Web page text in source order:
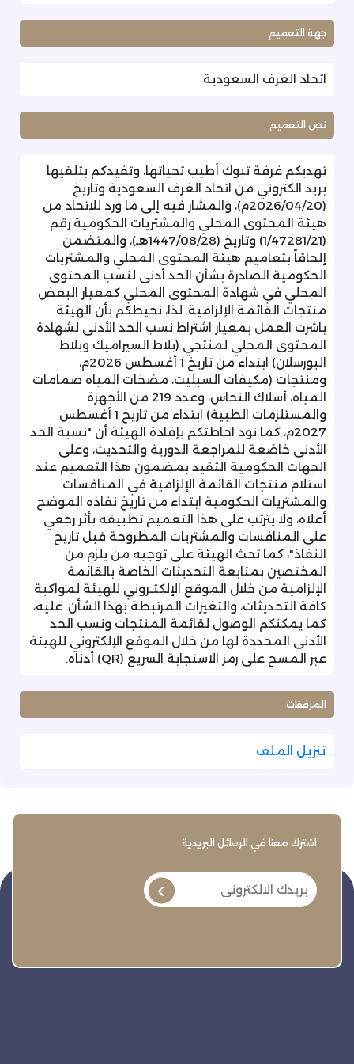
جهة التعميم
اتحاد الغرف السعودية
نص التعميم
تهديكم غرفة تبوك أطيب تحياتها، وتفيدكم بتلقيها
بريد الكتروني من اتحاد الغرف السعودية وتاريخ
(2026/04/20م)، والمشار فيه إلى ما ورد للاتحاد من
هيئة المحتوى المحلي والمشتريات الحكومية رقم
(1/47281/21) وتاريخ (1447/08/28هـ)، والمتضمن
إلحاقاً بتعاميم هيئة المحتوى المحلي والمشتريات
الحكومية الصادرة بشأن الحد أدنى لنسب المحتوى
المحلي في شهادة المحتوى المحلي كمعيار البعض
منتجات القائمة الإلزامية. لذا، نحيطكم بأن الهيئة
باشرت العمل بمعيار اشتراط نسب الحد الأدنى لشهادة
المحتوى المحلي لمنتجي (بلاط السيراميك وبلاط
البورسلان) ابتداء من تاريخ 1 أغسطس 2026م،
ومنتجات (مكيفات السبليت، مضخات المياه صمامات
المياه، أسلاك النحاس، وعدد 219 من الأجهزة
والمستلزمات الطبية) ابتداء من تاريخ 1 أغسطس
2027م، كما نود احاطتكم بإفادة الهيئة أن "نسبة الحد
الأدنى خاضعة للمراجعة الدورية والتحديث، وعلى
الجهات الحكومية التقيد بمضمون هذا التعميم عند
استلام منتجات القائمة الإلزامية في المنافسات
والمشتريات الحكومية ابتداء من تاريخ نفاذه الموضح
أعلاه، ولا يترتب على هذا التعميم تطبيقه بأثر رجعي
على المنافسات والمشتريات المطروحة قبل تاريخ
النفاذ"، كما تحث الهيئة على توجيه من يلزم من
المختصين بمتابعة التحديثات الخاصة بالقائمة
الإلزامية من خلال الموقع الإلكتـروني للهيئة لمواكبة
كافة التحديثات، والتغيرات المرتبطة بهذا الشأن. عليه،
كما يمكنكم الوصول لقائمة المنتجات ونسب الحد
الأدنى المحددة لها من خلال الموقع الإلكتروني للهيئة
عبر المسح على رمز الاستجابة السريع (QR) أدناه.
المرفقات
تنزيل الملف
اشترك معنا في الرسائل البريدية